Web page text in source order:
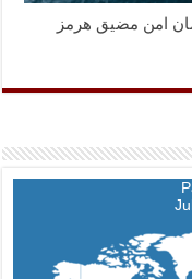
امن مضيق هرمز